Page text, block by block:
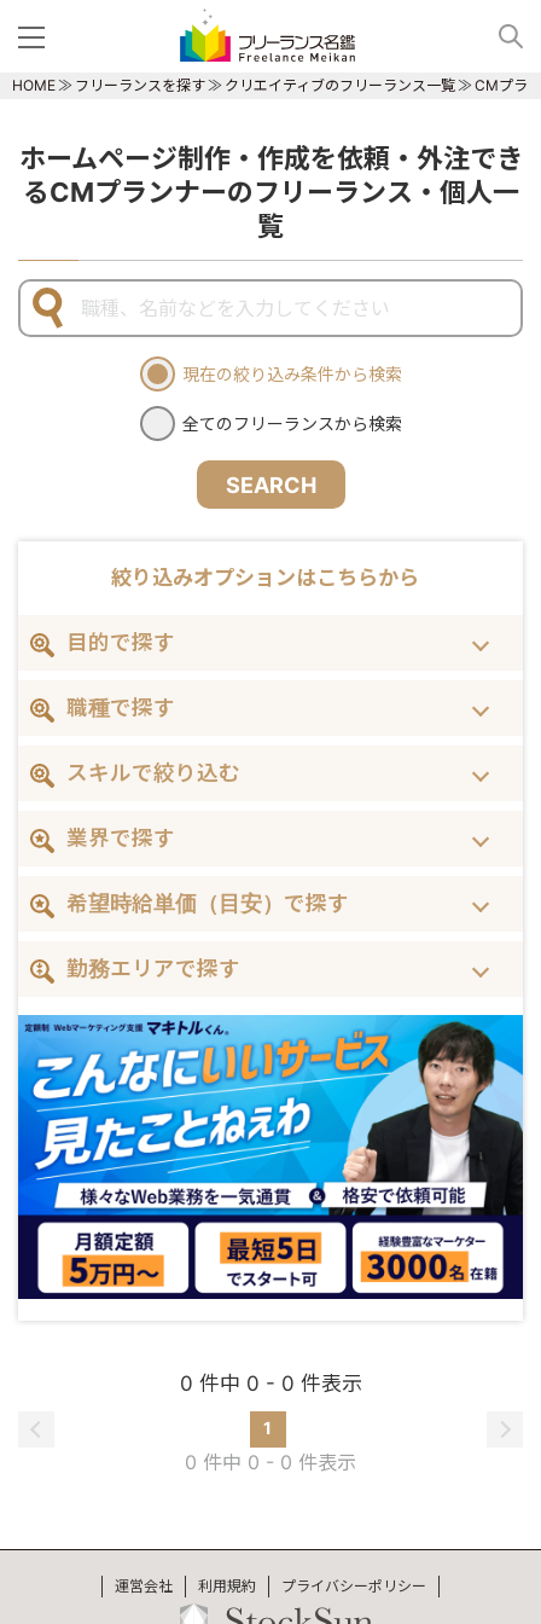
HOME フリーランスを探す クリエイティブのフリーランス一覧 CMプラ
ホームページ制作・作成を依頼・外注でき
るCMプランナーのフリーランス・個人一
覧
現在の絞り込み条件から検索
全てのフリーランスから検索
SEARCH
絞り込みオプションはこちらから
目的で探す
職種で探す
スキルで絞り込む
業界で探す
希望時給単価（目安）で探す
勤務エリアで探す
0 件中 0 - 0 件表示
1
0 件中 0 - 0 件表示
運営会社 利用規約 プライバシーポリシー